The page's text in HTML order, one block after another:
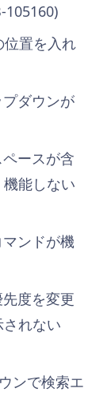
105160)
位置を入れ
ダウンが
ースが含
能しない
ンドが機
度を変更
れない
ンで検索エ